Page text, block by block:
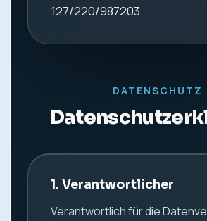
127/220/987203
DATENSCHUTZ
1. Verantwortlicher
Verantwortlich für die